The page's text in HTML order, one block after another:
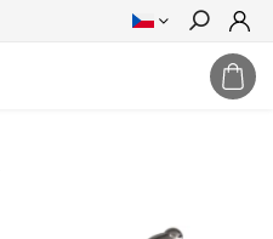
Hledat